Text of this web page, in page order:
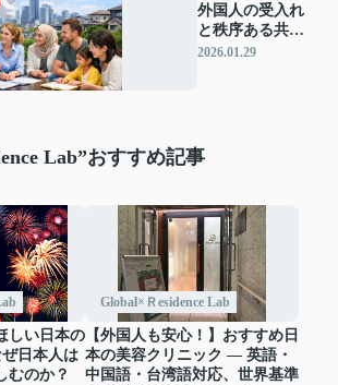
外国人の受入れ
と秩序ある共生
社会に向けた政
2026.01.29
Lab”おすすめ記事
しい日本の
日本人は
むのか？
Global×Ｒesidence Lab
【外国人も安心！】おすすめ日
本の美容クリニック ― 英語・
中国語・台湾語対応、世界基準